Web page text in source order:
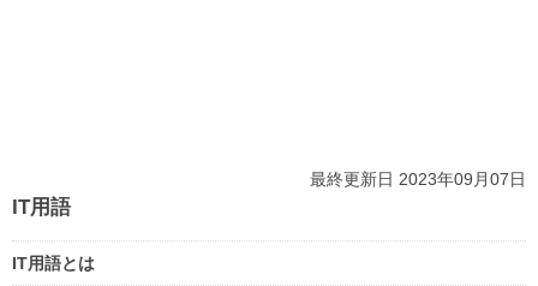
最終更新日 2023年09月07日
IT用語
IT用語とは